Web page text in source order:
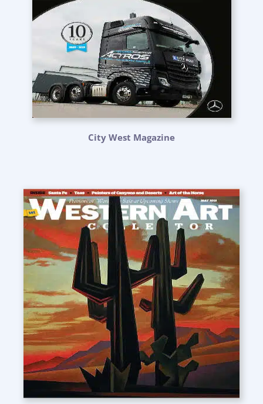
City West Magazine